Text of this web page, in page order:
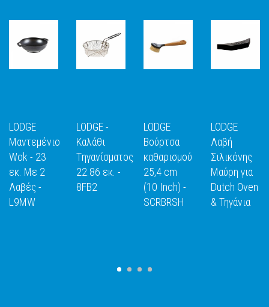
ΑΝΑΚΑΛΥΨΕ
ΤΟ
LODGE
Μαντεμένιο
Wok - 23
εκ. Με 2
Λαβές -
L9MW
ΑΝΑΚΑΛΥΨΕ
ΤΟ
LODGE -
Καλάθι
Tηγανίσματος
22.86 εκ. -
8FB2
ΑΝΑΚΑΛΥΨΕ
ΤΟ
LODGE
Βούρτσα
καθαρισμού
25,4 cm
(10 Inch) -
SCRBRSH
ΤΟ
LODGE
Λαβή
Σιλικόνης
Μαύρη για
Dutch Oven
& Τηγάνια